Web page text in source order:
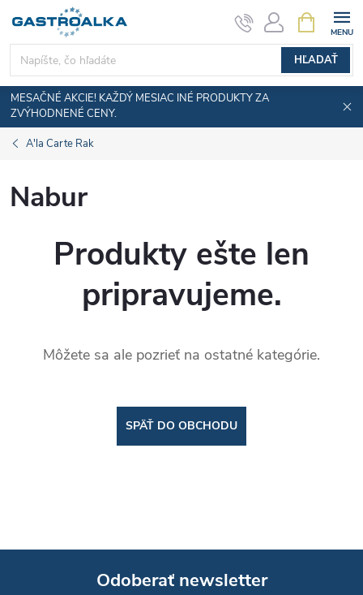
obsah
HĽADAŤ
KOŠÍK
MESAČNÉ AKCIE! KAŽDÝ MESIAC INÉ PRODUKTY ZA
ZVÝHODNENÉ CENY.
A'la Carte Rak
Nabur
Produkty ešte len
pripravujeme.
Môžete sa ale pozrieť na ostatné kategórie.
SPÄŤ DO OBCHODU
Odoberať newsletter